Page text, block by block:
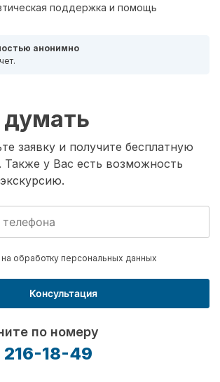
поддержка и помощь
анонимно
заявку и получите бесплатную
Также у Вас есть возможность
обработку персональных данных
Консультация
по номеру
216-18-49